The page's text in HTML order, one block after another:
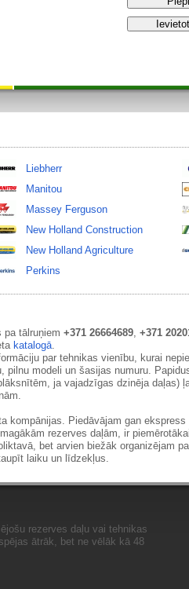
Liebherr
Manitou
Massey Ferguson
New Holland Construction
New Holland Agriculture
Perkins
pa tālruņiem +371 26664689, +371
katalogā.
par tehnikas vienību, kurai
modeli un šasijas numuru.
ja vajadzīgas dzinēja daļas)
kompānijas. Piedāvājam gan
rezerves daļām, ir
bet arvien biežāk organizējam
laiku un līdzekļus.
rezerves daļu vai tehnikas
ātrāk, bet ne vēlāk kā 48